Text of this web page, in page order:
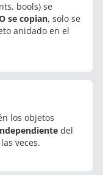
bools) se
se copian, solo se
anidado en el
los objetos
del
veces.